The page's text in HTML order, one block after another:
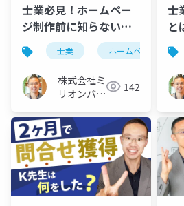
士業必見！ホームペー
ジ制作前に知らないと
後悔する10の鉄則
士業 ホームページ制作
株式会社ミ
リオンバリ
142
士
と
る
ド…